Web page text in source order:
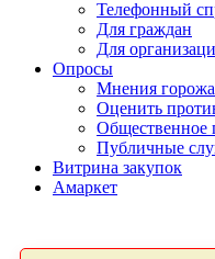
Телефонный
Для граждан
Для
Опросы
Мнения
Оценить
Общественное
Публичные
Витрина закупок
Амаркет